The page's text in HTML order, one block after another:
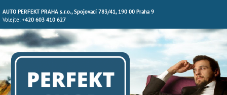
AUTO PERFEKT PRAHA s.r.o., Spojovací 783/41, 190 00 Praha 9
Volejte:+420 603 410 627